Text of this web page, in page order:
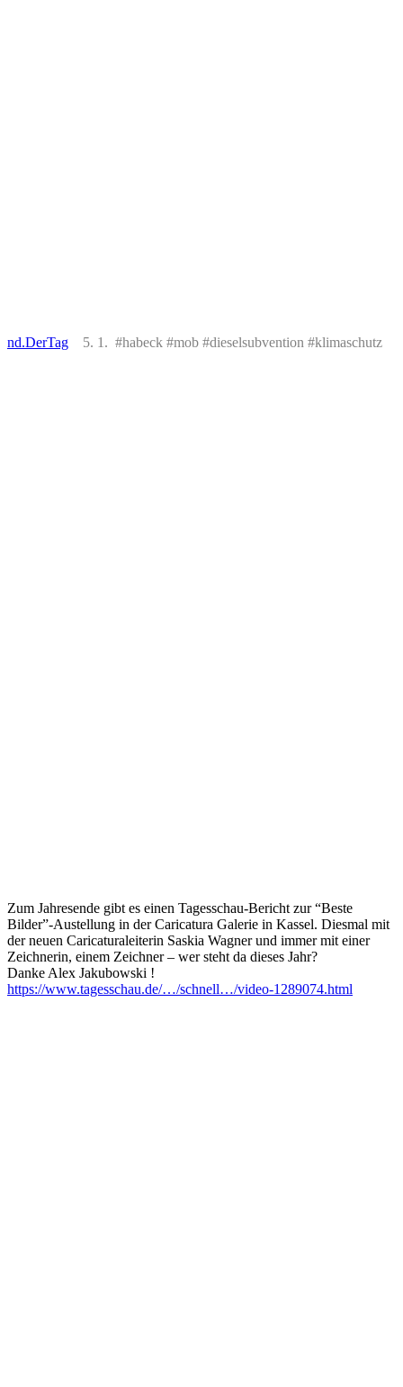
nd.DerTag 5. 1. #habeck #mob #dieselsubvention #klimaschutz
Zum Jahresende gibt es einen Tagesschau-Bericht zur “Beste
Bilder”-Austellung in derCaricatura Galerie in Kassel. Diesmal mit
der neuen Caricaturaleiterin Saskia Wagnerund immer mit einer
Zeichnerin, einem Zeichner – wer steht da dieses Jahr?
Danke Alex Jakubowski !
https://www.tagesschau.de/…/schnell…/video-1289074.html